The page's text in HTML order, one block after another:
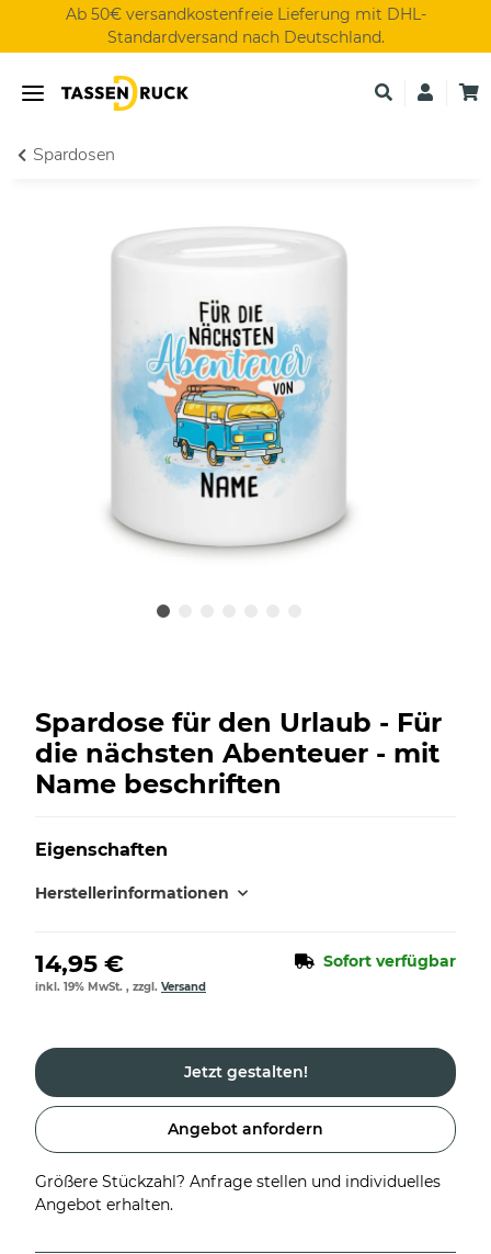
Ab 50€ versandkostenfreie Lieferung mit DHL-
Standardversand nach Deutschland.
Spardosen
Spardose für den Urlaub - Für
die nächsten Abenteuer - mit
Name beschriften
Eigenschaften
Herstellerinformationen
14,95 € Sofort verfügbar
inkl. 19% MwSt. , zzgl. Versand
Jetzt gestalten!
Angebot anfordern
Größere Stückzahl? Anfrage stellen und individuelles
Angebot erhalten.